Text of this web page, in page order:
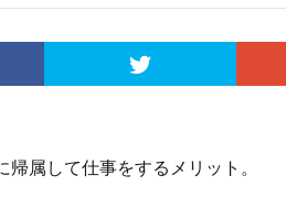
属して仕事をするメリット。